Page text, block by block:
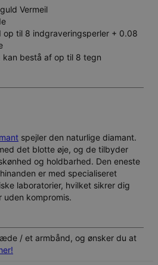
Vermeil
op til 8 indgraveringsperler + 0.08
kan bestå af op til 8 tegn
spejler den naturlige diamant.
det blotte øje, og de tilbyder
og holdbarhed. Den eneste
er med specialiseret
laboratorier, hvilket sikrer dig
kompromis.
/ et armbånd, og ønsker du at